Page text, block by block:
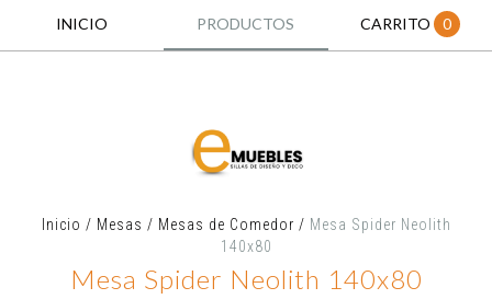
INICIO PRODUCTOS CARRITO 0
Inicio / Mesas / Mesas de Comedor / Mesa Spider Neolith
140x80
Mesa Spider Neolith 140x80